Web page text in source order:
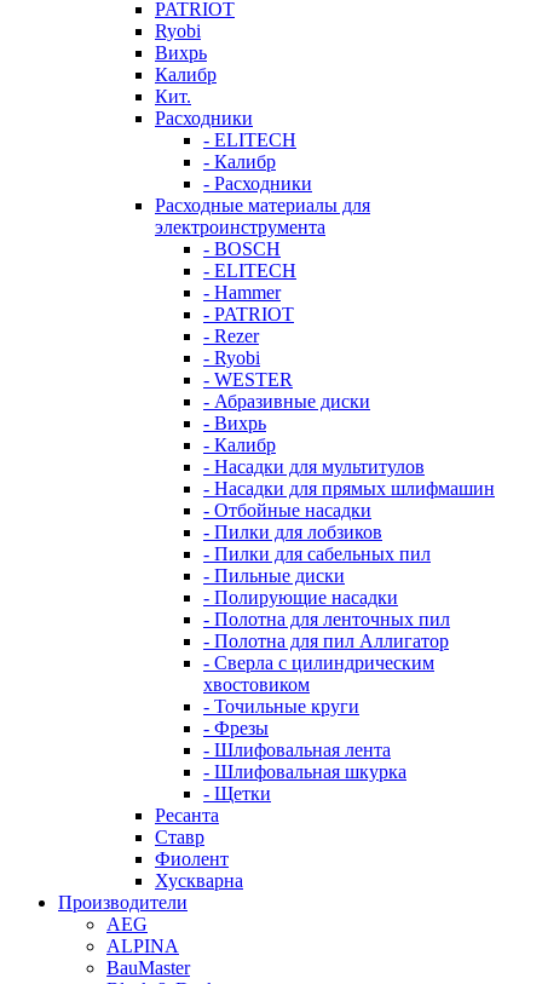
PATRIOT
Ryobi
Вихрь
Калибр
Кит.
Расходники
- ELITECH
- Калибр
- Расходники
Расходные материалы для
электроинструмента
- BOSCH
- ELITECH
- Hammer
- PATRIOT
- Rezer
- Ryobi
- WESTER
- Абразивные диски
- Вихрь
- Калибр
- Насадки для мультитулов
- Насадки для прямых шлифмашин
- Отбойные насадки
- Пилки для лобзиков
- Пилки для сабельных пил
- Пильные диски
- Полирующие насадки
- Полотна для ленточных пил
- Полотна для пил Аллигатор
- Сверла с цилиндрическим
хвостовиком
- Точильные круги
- Фрезы
- Шлифовальная лента
- Шлифовальная шкурка
- Щетки
Ресанта
Ставр
Фиолент
Хускварна
Производители
AEG
ALPINA
BauMaster